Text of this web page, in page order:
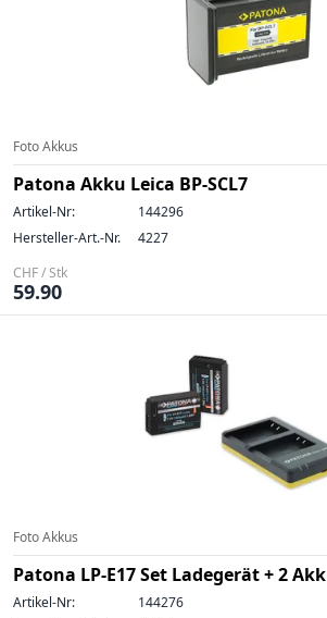
Foto Akkus
Patona Akku Leica BP-SCL7
Artikel-Nr:
144296
Hersteller-Art.-Nr.
4227
CHF / Stk
59.90
Foto Akkus
Patona LP-E17 Set Ladegerät + 2
Artikel-Nr:
144276